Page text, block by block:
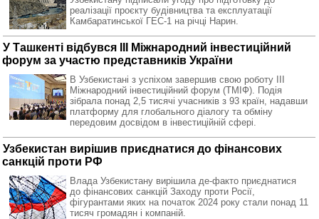
реалізації проєкту будівництва та експлуатації
Камбаратинської ГЕС-1 на річці Нарин.
У Ташкенті відбувся III Міжнародний інвестиційний
форум за участю представників України
В Узбекистані з успіхом завершив свою роботу III
Міжнародний інвестиційний форум (ТМІФ). Подія
зібрала понад 2,5 тисячі учасників з 93 країн, надавши
платформу для глобального діалогу та обміну
передовим досвідом в інвестиційній сфері.
Узбекистан вирішив приєднатися до фінансових
санкцій проти РФ
Влада Узбекистану вирішила де-факто приєднатися
до фінансових санкцій Заходу проти Росії,
фігурантами яких на початок 2024 року стали понад 11
тисяч громадян і компаній.